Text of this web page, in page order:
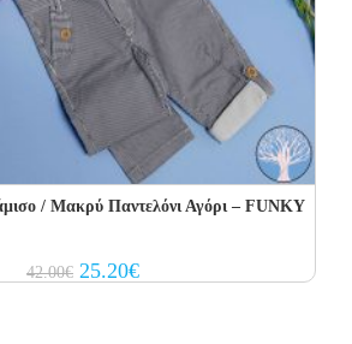
/ Μακρύ Παντελόνι Αγόρι – FUNKY
42.00€ Original
price
25.20€Current
price